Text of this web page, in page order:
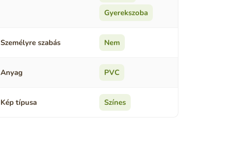
Gyerekszoba
Személyre szabás Nem
Anyag PVC
Kép típusa Színes